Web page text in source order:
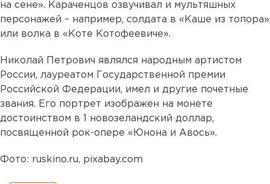
на сене». Караченцов озвучивал и мультяшных
персонажей – например, солдата в «Каше из топора»
или волка в «Коте Котофеевиче».
Николай Петрович являлся народным артистом
России, лауреатом Государственной премии
Российской Федерации, имел и другие почетные
звания. Его портрет изображен на монете
достоинством в 1 новозеландский доллар,
посвященной рок-опере «Юнона и Авось».
Фото: ruskino.ru, pixabay.com